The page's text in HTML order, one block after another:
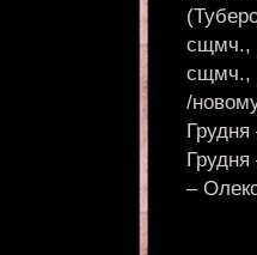
сщмч.,
сщмч.,
/
–